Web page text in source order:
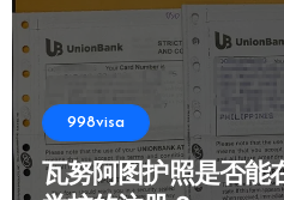
998visa
瓦努阿图护照是否能